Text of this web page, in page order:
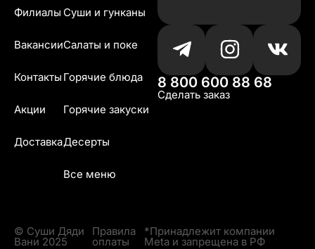
Филиалы
Вакансии
Контакты
Акции
Доставка
Суши и гунканы
Салаты и поке
Горячие блюда
Горячие закуски
Десерты
Все меню
8 800 600 88 68
Сделать заказ
© Суши Дяди
Вани 2025
Правила
оплаты
*Принадлежит компании
Meta и запрещена в РФ